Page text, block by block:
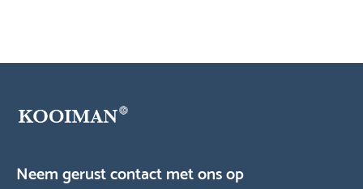
Neem gerust contact met ons op